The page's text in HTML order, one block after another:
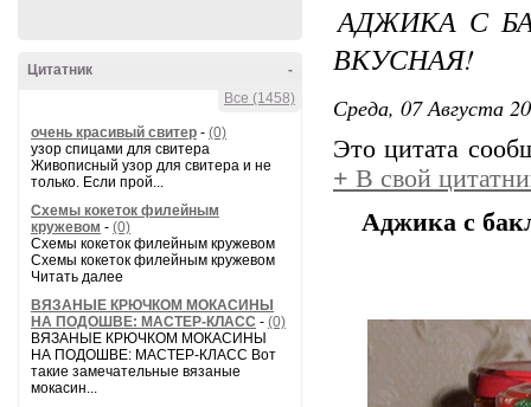
-
Цитатник
Все (1458)
очень красивый свитер - (0)
узор спицами для свитера
Живописный узор для свитера и не
только. Если прой...
Схемы кокеток филейным
кружевом - (0)
Схемы кокеток филейным кружевом
Схемы кокеток филейным кружевом
Читать далее
ВЯЗАНЫЕ КРЮЧКОМ МОКАСИНЫ
НА ПОДОШВЕ: МАСТЕР-КЛАСС - (0)
ВЯЗАНЫЕ КРЮЧКОМ МОКАСИНЫ
НА ПОДОШВЕ: МАСТЕР-КЛАСС Вот
такие замечательные вязаные
мокасин...
АДЖИКА С
ВКУСНАЯ!
Среда, 07 Августа
Это цитата
+ В свой
Аджика с